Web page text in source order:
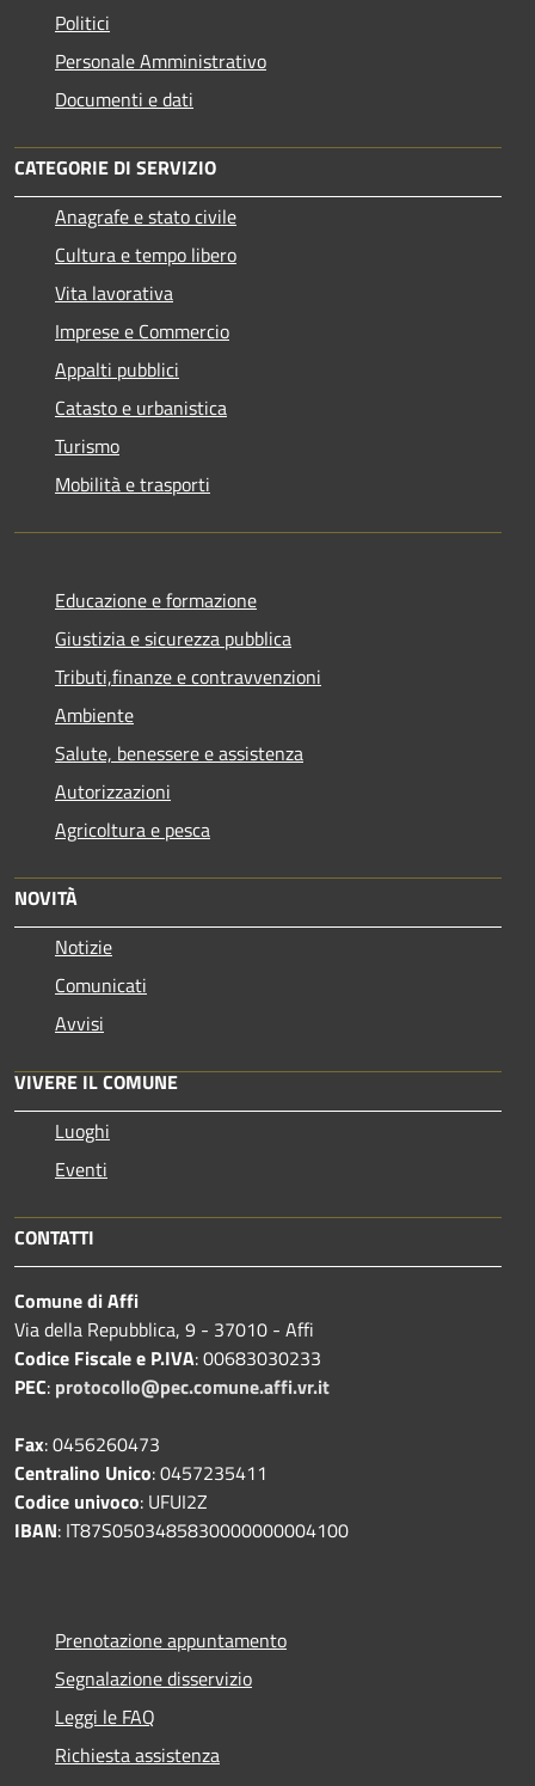
Politici
Personale Amministrativo
Documenti e dati
CATEGORIE DI SERVIZIO
Anagrafe e stato civile
Cultura e tempo libero
Vita lavorativa
Imprese e Commercio
Appalti pubblici
Catasto e urbanistica
Turismo
Mobilità e trasporti
Educazione e formazione
Giustizia e sicurezza pubblica
Tributi,finanze e contravvenzioni
Ambiente
Salute, benessere e assistenza
Autorizzazioni
Agricoltura e pesca
NOVITÀ
Notizie
Comunicati
Avvisi
VIVERE IL COMUNE
Luoghi
Eventi
CONTATTI
Comune di Affi
Via della Repubblica, 9 - 37010 - Affi
Codice Fiscale e P.IVA: 00683030233
PEC: protocollo@pec.comune.affi.vr.it
Fax: 0456260473
Centralino Unico: 0457235411
Codice univoco: UFUI2Z
IBAN: IT87S0503485830000000004100
Prenotazione appuntamento
Segnalazione disservizio
Leggi le FAQ
Richiesta assistenza